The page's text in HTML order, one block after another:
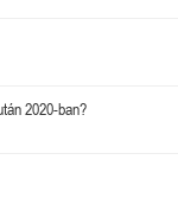
2020-ban?